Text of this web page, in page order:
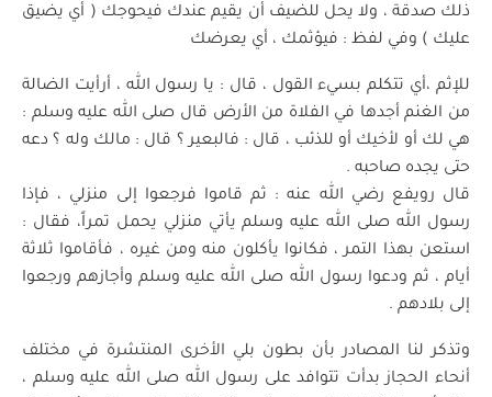
ذلك صدقة ، ولا يحل للضيف أن يقيم عندك فيحوجك ( أي يضيق
عليك ) وفي لفظ : فيؤثمك ، أي يعرضك
للإثم ،أي تتكلم بسيء القول ، قال : يا رسول الله ، أرأيت الضالة
من الغنم أجدها في الفلاة من الأرض قال صلى الله عليه وسلم :
هي لك أو لأخيك أو للذئب ، قال : فالبعير ؟ قال : مالك وله ؟ دعه
حتى يجده صاحبه .
قال رويفع رضي الله عنه : ثم قاموا فرجعوا إلى منزلي ، فإذا
رسول الله صلى الله عليه وسلم يأتي منزلي يحمل تمراً، فقال :
استعن بهذا التمر ، فكانوا يأكلون منه ومن غيره ، فأقاموا ثلاثة
أيام ، ثم ودعوا رسول الله صلى الله عليه وسلم وأجازهم ورجعوا
إلى بلادهم .
وتذكر لنا المصادر بأن بطون بلي الأخرى المنتشرة في مختلف
أنحاء الحجاز بدأت تتوافد على رسول الله صلى الله عليه وسلم ،